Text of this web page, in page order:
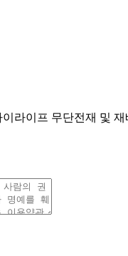
라이프 무단전재 및 재